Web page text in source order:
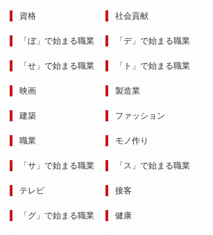
資格 社会貢献
「ぼ」で始まる職業 「デ」で始まる職業
「せ」で始まる職業 「ト」で始まる職業
映画 製造業
建築 ファッション
職業 モノ作り
「サ」で始まる職業 「ス」で始まる職業
テレビ 接客
「グ」で始まる職業 健康